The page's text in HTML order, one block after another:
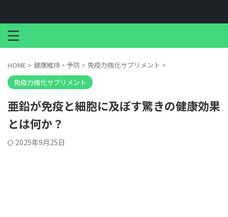
HOME > 健康維持・予防 > 免疫力強化サプリメント >
免疫力強化サプリメント
亜鉛が免疫と細胞に及ぼす驚きの健康効果
とは何か？
2025年9月25日